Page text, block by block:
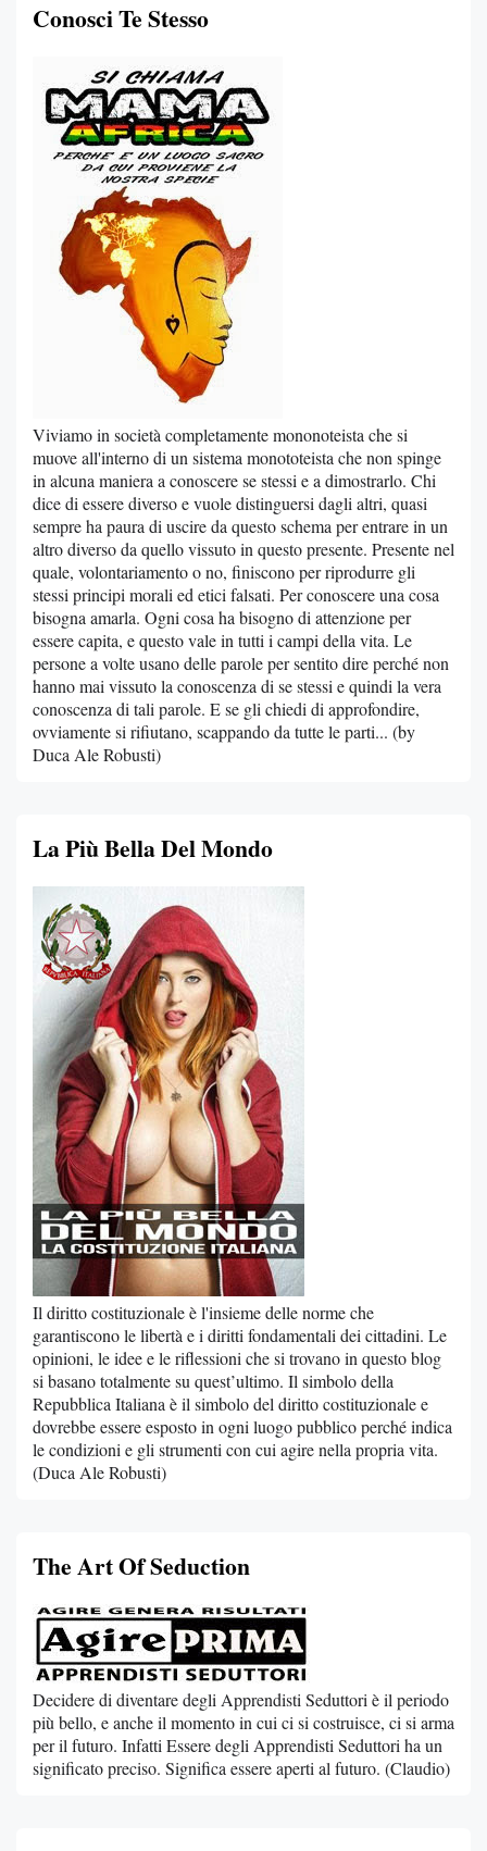
Conosci Te Stesso
Viviamo in società completamente mononoteista che si
muove all'interno di un sistema monototeista che non spinge
in alcuna maniera a conoscere se stessi e a dimostrarlo. Chi
dice di essere diverso e vuole distinguersi dagli altri, quasi
sempre ha paura di uscire da questo schema per entrare in un
altro diverso da quello vissuto in questo presente. Presente nel
quale, volontariamento o no, finiscono per riprodurre gli
stessi principi morali ed etici falsati. Per conoscere una cosa
bisogna amarla. Ogni cosa ha bisogno di attenzione per
essere capita, e questo vale in tutti i campi della vita. Le
persone a volte usano delle parole per sentito dire perché non
hanno mai vissuto la conoscenza di se stessi e quindi la vera
conoscenza di tali parole. E se gli chiedi di approfondire,
ovviamente si rifiutano, scappando da tutte le parti... (by
Duca Ale Robusti)
La Più Bella Del Mondo
Il diritto costituzionale è l'insieme delle norme che
garantiscono le libertà e i diritti fondamentali dei cittadini. Le
opinioni, le idee e le riflessioni che si trovano in questo blog
si basano totalmente su quest’ultimo. Il simbolo della
Repubblica Italiana è il simbolo del diritto costituzionale e
dovrebbe essere esposto in ogni luogo pubblico perché indica
le condizioni e gli strumenti con cui agire nella propria vita.
(Duca Ale Robusti)
The Art Of Seduction
Decidere di diventare degli Apprendisti Seduttori è il periodo
più bello, e anche il momento in cui ci si costruisce, ci si arma
per il futuro. Infatti Essere degli Apprendisti Seduttori ha un
significato preciso. Significa essere aperti al futuro. (Claudio)